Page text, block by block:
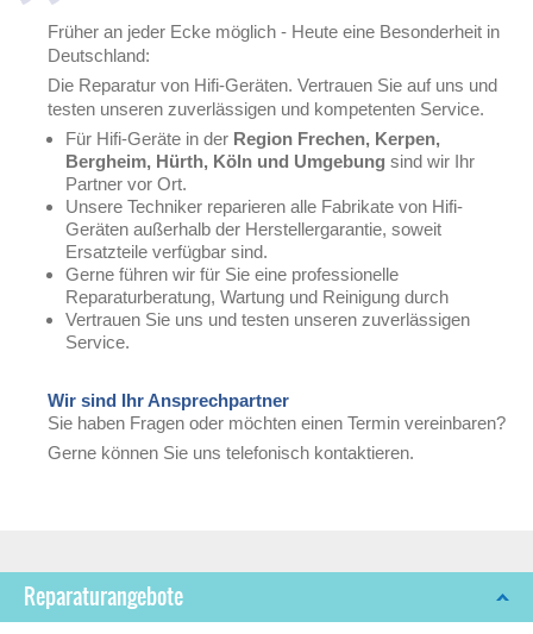
Früher an jeder Ecke möglich - Heute eine Besonderheit in
Deutschland:
Die Reparatur von Hifi-Geräten. Vertrauen Sie auf uns und
testen unseren zuverlässigen und kompetenten Service.
Für Hifi-Geräte in der Region Frechen, Kerpen,
Bergheim, Hürth, Köln und Umgebung sind wir Ihr
Partner vor Ort.
Unsere Techniker reparieren alle Fabrikate von Hifi-
Geräten außerhalb der Herstellergarantie, soweit
Ersatzteile verfügbar sind.
Gerne führen wir für Sie eine professionelle
Reparaturberatung, Wartung und Reinigung durch
Vertrauen Sie uns und testen unseren zuverlässigen
Service.
Wir sind Ihr Ansprechpartner
Sie haben Fragen oder möchten einen Termin vereinbaren?
Gerne können Sie uns telefonisch kontaktieren.
Reparaturangebote